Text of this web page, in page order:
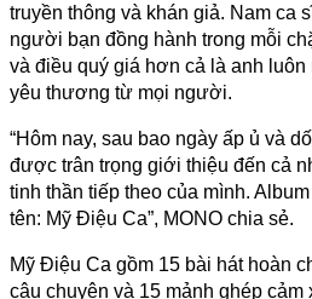
truyền thông và khán giả. Nam ca
người bạn đồng hành trong mỗi
và điều quý giá hơn cả là anh
yêu thương từ mọi người.
“Hôm nay, sau bao ngày ấp ủ và
được trân trọng giới thiệu đến cả
tinh thần tiếp theo của mình.
tên: Mỹ Điệu Ca”, MONO chia sẻ.
Mỹ Điệu Ca gồm 15 bài hát hoàn
câu chuyện và 15 mảnh ghép cảm